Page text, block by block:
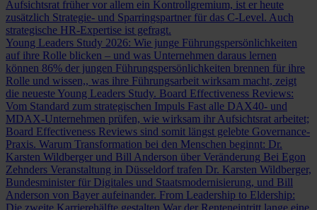
Aufsichtsrat früher vor allem ein Kontrollgremium, ist er heute
zusätzlich Strategie- und Sparringspartner für das C-Level. Auch
strategische HR-Expertise ist gefragt.
Young Leaders Study 2026: Wie junge Führungspersönlichkeiten
auf ihre Rolle blicken – und was Unternehmen daraus lernen
können 86% der jungen Führungspersönlichkeiten brennen für ihre
Rolle und wissen,, was ihre Führungsarbeit wirksam macht, zeigt
die neueste Young Leaders Study. Board Effectiveness Reviews:
Vom Standard zum strategischen Impuls Fast alle DAX40- und
MDAX-Unternehmen prüfen, wie wirksam ihr Aufsichtsrat arbeitet;
Board Effectiveness Reviews sind somit längst gelebte Governance-
Praxis. Warum Transformation bei den Menschen beginnt: Dr.
Karsten Wildberger und Bill Anderson über Veränderung Bei Egon
Zehnders Veranstaltung in Düsseldorf trafen Dr. Karsten Wildberger,
Bundesminister für Digitales und Staatsmodernisierung, und Bill
Anderson von Bayer aufeinander. From Leadership to Eldership:
Die zweite Karrierehälfte gestalten War der Renteneintritt lange eine